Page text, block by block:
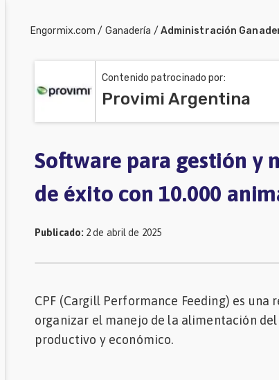
Avicultura
Ganadería
Porcicultura
Mascotas
Engormix.com / Ganadería / Administración
Contenido patrocinado por:
Provimi Argentina
Software para gestión y
de éxito con 10.000
Publicado: 2 de abril de 2025
CPF (Cargill Performance Feeding) es
organizar el manejo de la alimentación
productivo y económico.